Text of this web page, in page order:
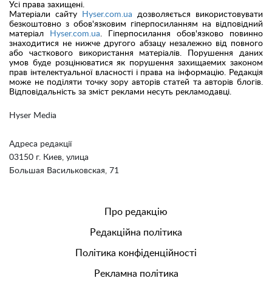
Hyser Media
Адреса редакції
03150 г. Киев, улица
Большая Васильковская, 71
Усі права захищені.
Матеріали сайту
Hyser.com.ua дозволяється використовувати
безкоштовно з обов'язковим гіперпосиланням на відповідний
матеріал
Hyser.com.ua. Гіперпосилання обов'язково повинно
знаходитися не нижче другого абзацу незалежно від повного
або часткового використання матеріалів. Порушення даних
умов буде розцінюватися як порушення захищаемих законом
прав інтелектуальної власності і права на інформацію. Редакція
може не поділяти точку зору авторів статей та авторів блогів.
Відповідальність за зміст реклами несуть рекламодавці.
Про редакцію
Редакційна політика
Політика конфіденційності
Рекламна політика